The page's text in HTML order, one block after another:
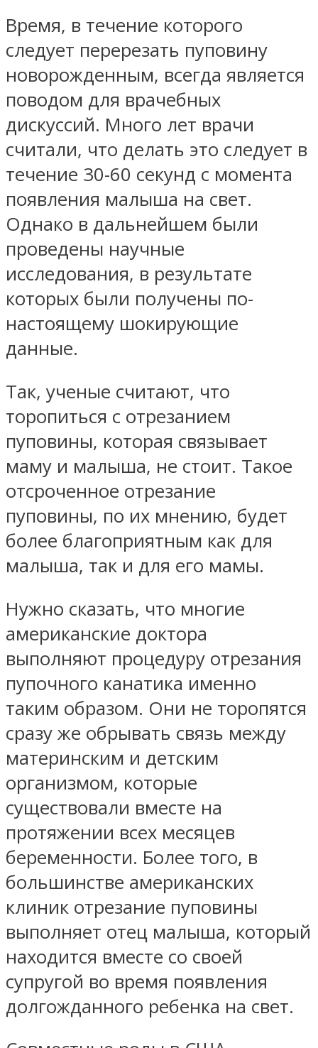
Время, в течение которого
следует перерезать пуповину
новорожденным, всегда является
поводом для врачебных
дискуссий. Много лет врачи
считали, что делать это следует в
течение 30-60 секунд с момента
появления малыша на свет.
Однако в дальнейшем были
проведены научные
исследования, в результате
которых были получены по-
настоящему шокирующие
данные.
Так, ученые считают, что
торопиться с отрезанием
пуповины, которая связывает
маму и малыша, не стоит. Такое
отсроченное отрезание
пуповины, по их мнению, будет
более благоприятным как для
малыша, так и для его мамы.
Нужно сказать, что многие
американские доктора
выполняют процедуру отрезания
пупочного канатика именно
таким образом. Они не торопятся
сразу же обрывать связь между
материнским и детским
организмом, которые
существовали вместе на
протяжении всех месяцев
беременности. Более того, в
большинстве американских
клиник отрезание пуповины
выполняет отец малыша, который
находится вместе со своей
супругой во время появления
долгожданного ребенка на свет.